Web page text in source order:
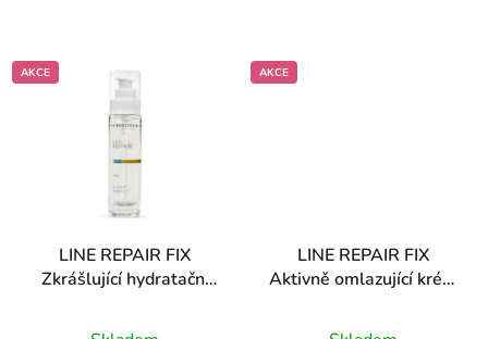
AKCE
LINE REPAIR FIX
Zkrášlující hydratační
AKCE
LINE REPAIR FIX
Aktivně omlazující krém